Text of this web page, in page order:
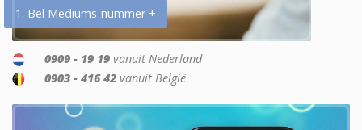
1. Bel Mediums-nummer +
0909 - 19 19 vanuit Nederland
0903 - 416 42 vanuit België